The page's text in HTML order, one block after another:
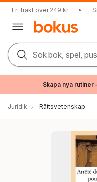
Fri frakt över 249 kr •
Sök bok, spel,
Skapa nya rutiner
Juridik Rättsvetenskap